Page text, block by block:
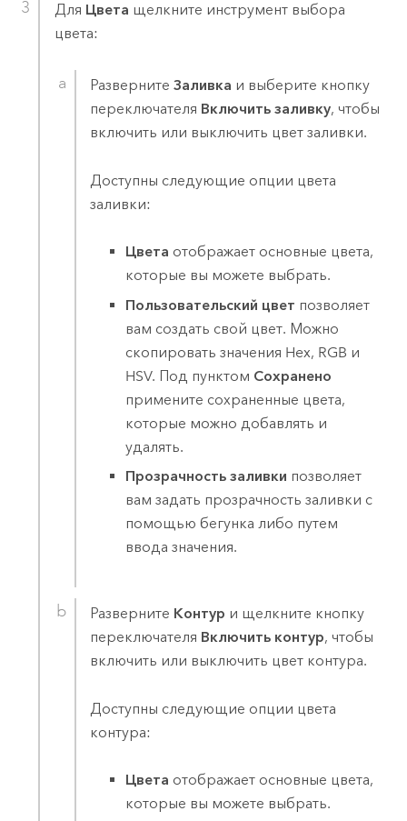
Для Цвета щелкните инструмент выбора
цвета:
РазвернитеЗаливка и выберите кнопку
переключателя Включить заливку, чтобы
включить или выключить цвет заливки.
Доступны следующие опции цвета
заливки:
Цвета отображает основные цвета,
которые вы можете выбрать.
Пользовательский цвет позволяет
вам создать свой цвет. Можно
скопировать значения Hex, RGB и
HSV. Под пунктом Сохранено
примените сохраненные цвета,
которые можно добавлять и
удалять.
Прозрачность заливки позволяет
вам задать прозрачность заливки с
помощью бегунка либо путем
ввода значения.
Разверните Контур и щелкните кнопку
переключателя Включить контур, чтобы
включить или выключить цвет контура.
Доступны следующие опции цвета
контура:
Цвета отображает основные цвета,
которые вы можете выбрать.